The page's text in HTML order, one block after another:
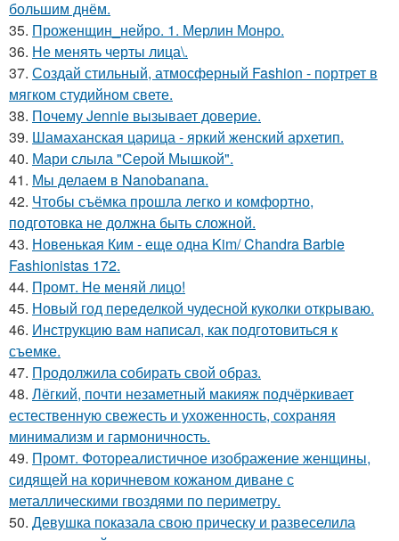
большим днём.
35. Проженщин_нейро. 1. Мерлин Монро.
36. Не менять черты лица\.
37. Создай стильный, атмосферный Fashion - портрет в
мягком студийном свете.
38. Почему Jennie вызывает доверие.
39. Шамаханская царица - яркий женский архетип.
40. Мари слыла "Серой Мышкой".
41. Мы делаем в Nanobanana.
42. Чтобы съёмка прошла легко и комфортно,
подготовка не должна быть сложной.
43. Новенькая Ким - еще одна Kim/ Chandra Barbie
Fashionistas 172.
44. Промт. Не меняй лицо!
45. Новый год переделкой чудесной куколки открываю.
46. Инструкцию вам написал, как подготовиться к
съемке.
47. Продолжила собирать свой образ.
48. Лёгкий, почти незаметный макияж подчёркивает
естественную свежесть и ухоженность, сохраняя
минимализм и гармоничность.
49. Промт. Фотореалистичное изображение женщины,
сидящей на коричневом кожаном диване с
металлическими гвоздями по периметру.
50. Девушка показала свою прическу и развеселила